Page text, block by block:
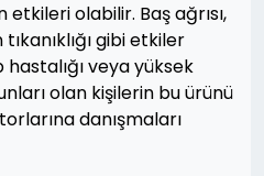
etkileri olabilir. Baş ağrısı,
gibi etkiler
veya yüksek
olan kişilerin bu ürünü
danışmaları